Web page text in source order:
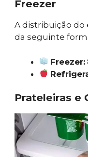
Freezer
A distribuição do
da seguinte
Freezer:
Prateleiras e